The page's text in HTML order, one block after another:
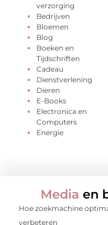
verzorging
Bedrijven
Bloemen
Blog
Boeken en
Tijdschriften
Cadeau
Dienstverlening
Dieren
E-Books
Electronica en
Computers
Energie
Media en
Hoe zoekmachine
verbeteren